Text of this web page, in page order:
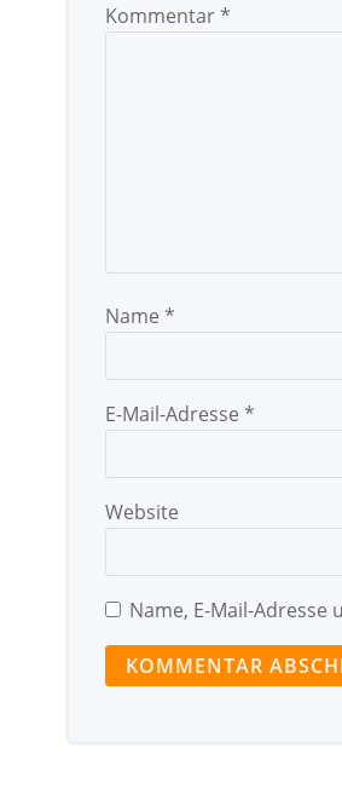
Kommentar*
Name *
E-Mail-Adresse *
Website
Name, E-Mail-